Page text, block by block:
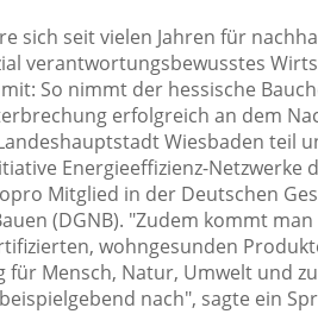
sich seit vielen Jahren für
verantwortungsbewusstes
So nimmt der hessische
erfolgreich an dem
Wiesbaden teil
Energieeffizienz-Netzwerke
Mitglied in der Deutschen
(DGNB). "Zudem kommt
wohngesunden
für Mensch, Natur, Umwelt und
nach", sagte ein